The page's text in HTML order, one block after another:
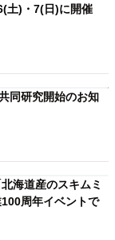
土)・7(日)に開催
同研究開始のお知
海道産のスキムミ
周年イベントで